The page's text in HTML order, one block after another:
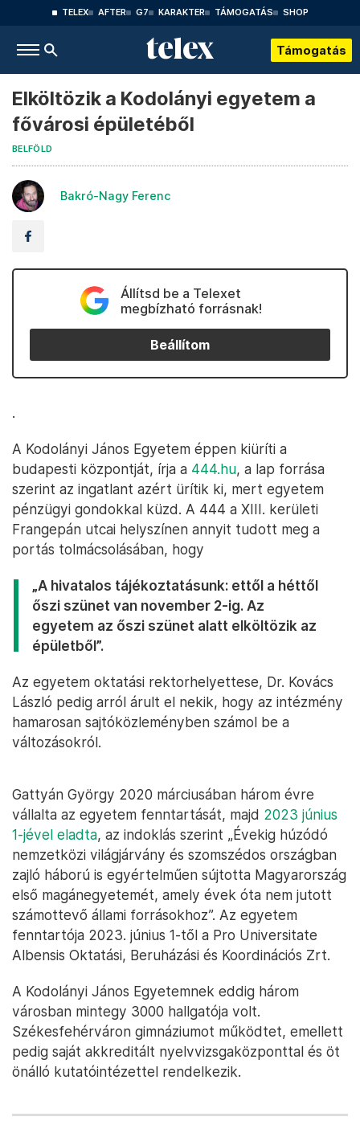
TELEX AFTER G7 KARAKTER TÁMOGATÁS SHOP
Támogatás
Elköltözik a Kodolányi egyetem a
fővárosi épületéből
BELFÖLD
Bakró-Nagy Ferenc
Állítsd be a Telexet
megbízható forrásnak!
Beállítom
.
A Kodolányi János Egyetem éppen kiüríti a
budapesti központját, írja a 444.hu, a lap forrása
szerint az ingatlant azért ürítik ki, mert egyetem
pénzügyi gondokkal küzd. A 444 a XIII. kerületi
Frangepán utcai helyszínen annyit tudott meg a
portás tolmácsolásában, hogy
„A hivatalos tájékoztatásunk: ettől a héttől
őszi szünet van november 2-ig. Az
egyetem az őszi szünet alatt elköltözik az
épületből”.
Az egyetem oktatási rektorhelyettese, Dr. Kovács
László pedig arról árult el nekik, hogy az intézmény
hamarosan sajtóközleményben számol be a
változásokról.
Gattyán György 2020 márciusában három évre
vállalta az egyetem fenntartását, majd 2023 június
1-jével eladta, az indoklás szerint „Évekig húzódó
nemzetközi világjárvány és szomszédos országban
zajló háború is egyértelműen sújtotta Magyarország
első magánegyetemét, amely évek óta nem jutott
számottevő állami forrásokhoz”. Az egyetem
fenntartója 2023. június 1-től a Pro Universitate
Albensis Oktatási, Beruházási és Koordinációs Zrt.
A Kodolányi János Egyetemnek eddig három
városban mintegy 3000 hallgatója volt.
Székesfehérváron gimnáziumot működtet, emellett
pedig saját akkreditált nyelvvizsgaközponttal és öt
önálló kutatóintézettel rendelkezik.